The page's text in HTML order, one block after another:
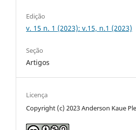
Edição
v. 15 n. 1 (2023): v.15, n.1 (2023)
Seção
Artigos
Licença
Copyright (c) 2023 Anderson Kaue